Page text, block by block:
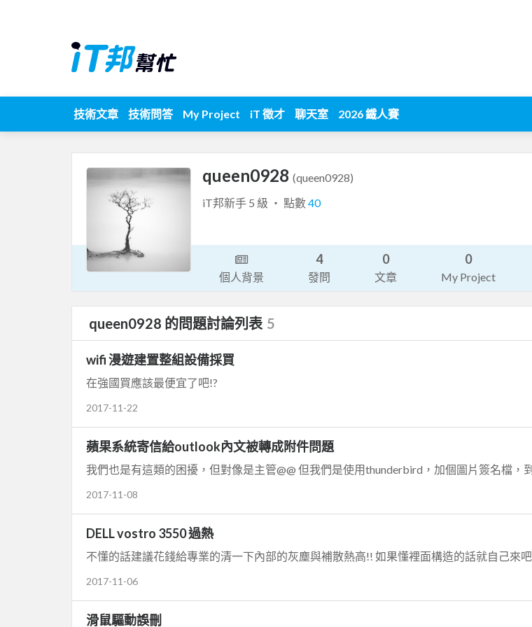
技術文章 技術問答 My Project iT 徵才 聊天室 2026 鐵人賽
queen0928 (queen0928)
iT邦新手 5 級 ‧ 點數40
個人背景
4
發問
0
文章
0
My Project
queen0928 的問題討論列表 5
wifi 漫遊建置整組設備採買
在強國買應該最便宜了吧!?
2017-11-22
蘋果系統寄信給outlook內文被轉成附件問題
2017-11-08
DELL vostro 3550 過熱
不懂的話建議花錢給專業的清一下內部的灰塵與補散熱高!! 如果懂裡面構造的話就自己來吧
2017-11-06
滑鼠驅動誤刪